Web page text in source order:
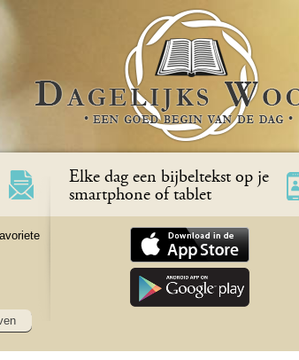
Elke dag een bijbeltekst op je
smartphone of tablet